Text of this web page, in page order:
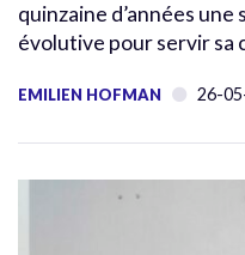
quinzaine d’années
évolutive pour servir sa
EMILIEN HOFMAN 26-